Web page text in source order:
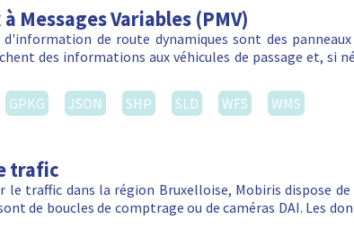
Messages Variables (PMV)
d'information de route dynamiques sont des
des informations aux véhicules de passage et, si
GPKG JSON SHP SLD WFS WMS
trafic
le traffic dans la région Bruxelloise, Mobiris dispose
de boucles de comptrage ou de caméras DAI. Les